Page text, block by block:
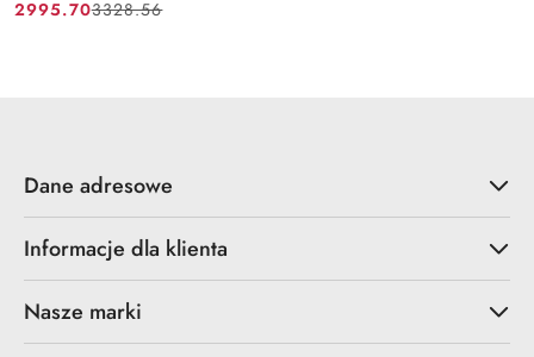
Cena
2995.70
Cena
3328.56
Dane adresowe
Informacje dla klienta
Nasze marki